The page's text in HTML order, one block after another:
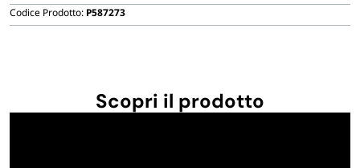
Codice Prodotto: P587273
Scopri il prodotto